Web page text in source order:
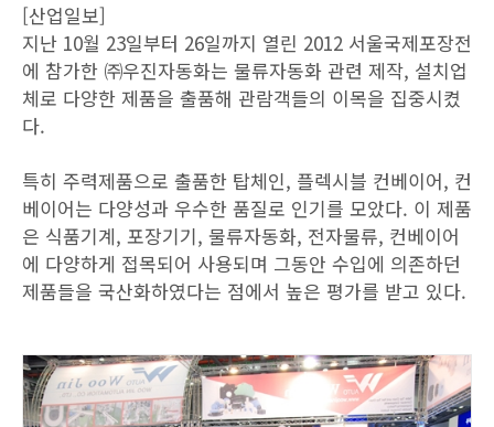
[산업일보]
지난 10월 23일부터 26일까지 열린 2012 서울국제포장전
에 참가한 ㈜우진자동화는 물류자동화 관련 제작, 설치업
체로 다양한 제품을 출품해 관람객들의 이목을 집중시켰
다.
특히 주력제품으로 출품한 탑체인, 플렉시블 컨베이어, 컨
베이어는 다양성과 우수한 품질로 인기를 모았다. 이 제품
은 식품기계, 포장기기, 물류자동화, 전자물류, 컨베이어
에 다양하게 접목되어 사용되며 그동안 수입에 의존하던
제품들을 국산화하였다는 점에서 높은 평가를 받고 있다.